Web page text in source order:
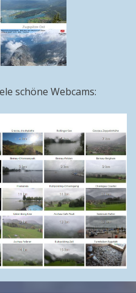
schöne Webcams: